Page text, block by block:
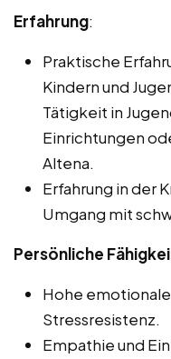
Erfahrung:
Praktische
Kindern und
Tätigkeit in
Einrichtungen
Altena.
Erfahrung in der
Umgang mit
Persönliche
Hohe
Stressresistenz.
Empathie und